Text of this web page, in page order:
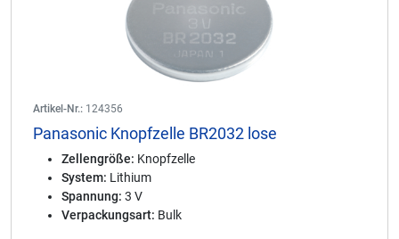
Artikel-Nr.: 124356
Panasonic Knopfzelle BR2032 lose
Zellengröße: Knopfzelle
System: Lithium
Spannung: 3 V
Verpackungsart: Bulk